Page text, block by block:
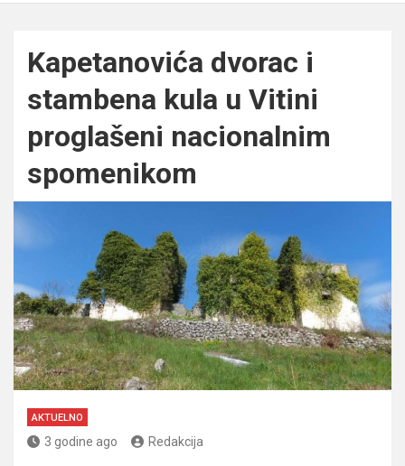
Kapetanovića dvorac i
stambena kula u Vitini
proglašeni nacionalnim
spomenikom
AKTUELNO
3 godine ago Redakcija